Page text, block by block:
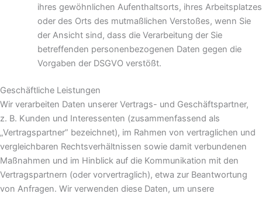
ihres gewöhnlichen Aufenthaltsorts, ihres Arbeitsplatzes
oder des Orts des mutmaßlichen Verstoßes, wenn Sie
der Ansicht sind, dass die Verarbeitung der Sie
betreffenden personenbezogenen Daten gegen die
Vorgaben der DSGVO verstößt.
Geschäftliche Leistungen
Wir verarbeiten Daten unserer Vertrags- und Geschäftspartner,
z. B. Kunden und Interessenten (zusammenfassend als
„Vertragspartner” bezeichnet), im Rahmen von vertraglichen und
vergleichbaren Rechtsverhältnissen sowie damit verbundenen
Maßnahmen und im Hinblick auf die Kommunikation mit den
Vertragspartnern (oder vorvertraglich), etwa zur Beantwortung
von Anfragen. Wir verwenden diese Daten, um unsere